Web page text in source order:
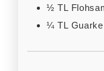
½ TL
¼ TL